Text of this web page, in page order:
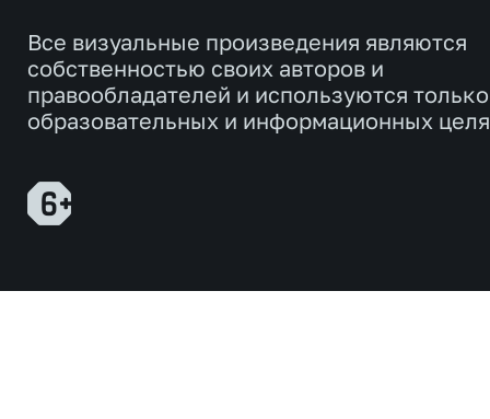
Все визуальные произведения являются
собственностью своих авторов и
правообладателей и используются
образовательных и информационных